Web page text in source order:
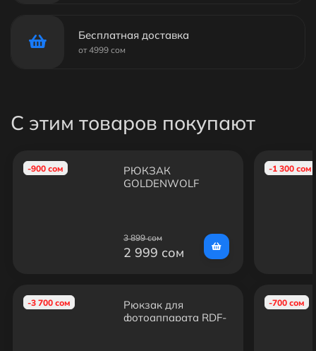
Бесплатная доставка
от 4999 сом
С этим товаров покупают
-900 сом
РЮКЗАК
GOLDENWOLF
3 899 сом
2 999 сом
-3 700 сом
Рюкзак для
фотоаппарата RDF-
-1 300 сом
-700 сом